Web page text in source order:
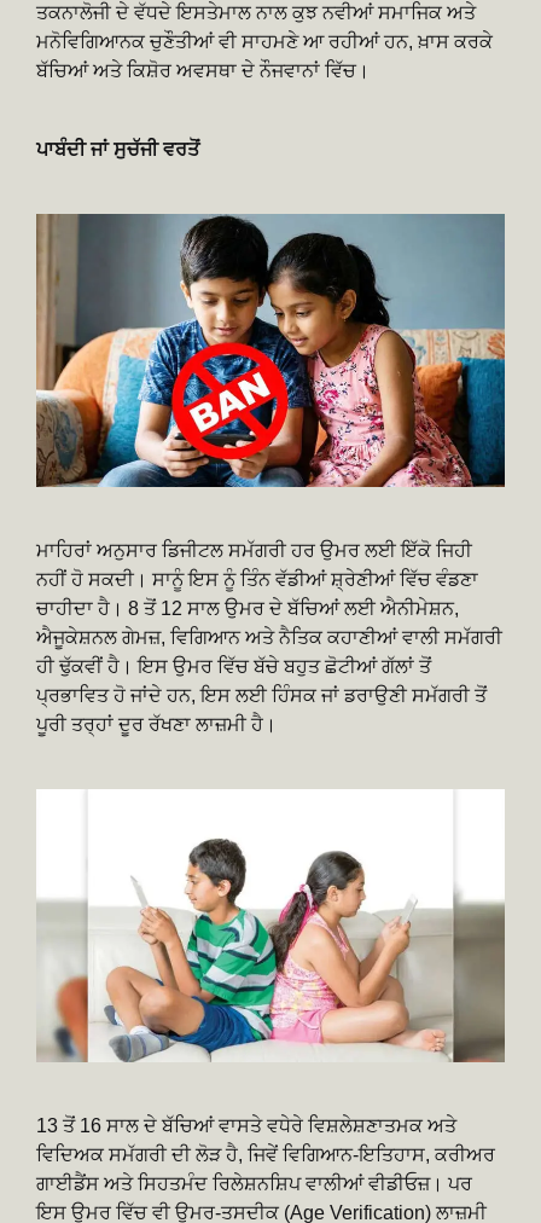
ਤਕਨਾਲੋਜੀ ਦੇ ਵੱਧਦੇ ਇਸਤੇਮਾਲ ਨਾਲ ਕੁਝ ਨਵੀਆਂ ਸਮਾਜਿਕ ਅਤੇ
ਮਨੋਵਿਗਿਆਨਕ ਚੁਣੌਤੀਆਂ ਵੀ ਸਾਹਮਣੇ ਆ ਰਹੀਆਂ ਹਨ, ਖ਼ਾਸ ਕਰਕੇ
ਬੱਚਿਆਂ ਅਤੇ ਕਿਸ਼ੋਰ ਅਵਸਥਾ ਦੇ ਨੌਜਵਾਨਾਂ ਵਿੱਚ।
ਪਾਬੰਦੀ ਜਾਂ ਸੁਚੱਜੀ ਵਰਤੋਂ
ਮਾਹਿਰਾਂ ਅਨੁਸਾਰ ਡਿਜੀਟਲ ਸਮੱਗਰੀ ਹਰ ਉਮਰ ਲਈ ਇੱਕੋ ਜਿਹੀ
ਨਹੀਂ ਹੋ ਸਕਦੀ। ਸਾਨੂੰ ਇਸ ਨੂੰ ਤਿੰਨ ਵੱਡੀਆਂ ਸ਼੍ਰੇਣੀਆਂ ਵਿੱਚ ਵੰਡਣਾ
ਚਾਹੀਦਾ ਹੈ। 8 ਤੋਂ 12 ਸਾਲ ਉਮਰ ਦੇ ਬੱਚਿਆਂ ਲਈ ਐਨੀਮੇਸ਼ਨ,
ਐਜੂਕੇਸ਼ਨਲ ਗੇਮਜ਼, ਵਿਗਿਆਨ ਅਤੇ ਨੈਤਿਕ ਕਹਾਣੀਆਂ ਵਾਲੀ ਸਮੱਗਰੀ
ਹੀ ਢੁੱਕਵੀਂ ਹੈ। ਇਸ ਉਮਰ ਵਿੱਚ ਬੱਚੇ ਬਹੁਤ ਛੋਟੀਆਂ ਗੱਲਾਂ ਤੋਂ
ਪ੍ਰਭਾਵਿਤ ਹੋ ਜਾਂਦੇ ਹਨ, ਇਸ ਲਈ ਹਿੰਸਕ ਜਾਂ ਡਰਾਉਣੀ ਸਮੱਗਰੀ ਤੋਂ
ਪੂਰੀ ਤਰ੍ਹਾਂ ਦੂਰ ਰੱਖਣਾ ਲਾਜ਼ਮੀ ਹੈ।
13 ਤੋਂ 16 ਸਾਲ ਦੇ ਬੱਚਿਆਂ ਵਾਸਤੇ ਵਧੇਰੇ ਵਿਸ਼ਲੇਸ਼ਣਾਤਮਕ ਅਤੇ
ਵਿਦਿਅਕ ਸਮੱਗਰੀ ਦੀ ਲੋੜ ਹੈ, ਜਿਵੇਂ ਵਿਗਿਆਨ-ਇਤਿਹਾਸ, ਕਰੀਅਰ
ਗਾਈਡੈਂਸ ਅਤੇ ਸਿਹਤਮੰਦ ਰਿਲੇਸ਼ਨਸ਼ਿਪ ਵਾਲੀਆਂ ਵੀਡੀਓਜ਼। ਪਰ
ਇਸ ਉਮਰ ਵਿੱਚ ਵੀ ਉਮਰ-ਤਸਦੀਕ (Age Verification) ਲਾਜ਼ਮੀ